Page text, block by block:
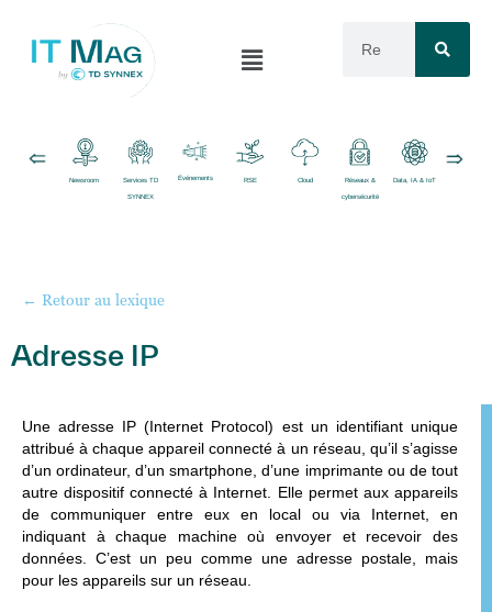
Newsroom Services TD
SYNNEX
Événements RSE Cloud Réseaux &
cybersécurité
Data, IA & IoT
← Retour au lexique
Adresse IP
Uneadresse IP (Internet Protocol) est un identifiant unique
attribué à chaque appareil connecté à un réseau, qu’il s’agisse
d’un ordinateur, d’un smartphone, d’une imprimante ou de tout
autre dispositif connecté à Internet. Elle permet aux appareils
de communiquer entre eux en local ou via Internet, en
indiquant à chaque machine où envoyer et recevoir des
données. C’est un peu comme une adresse postale, mais
pour les appareils sur un réseau.